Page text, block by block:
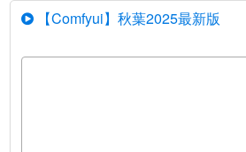
【Comfyui】秋葉2025最新版